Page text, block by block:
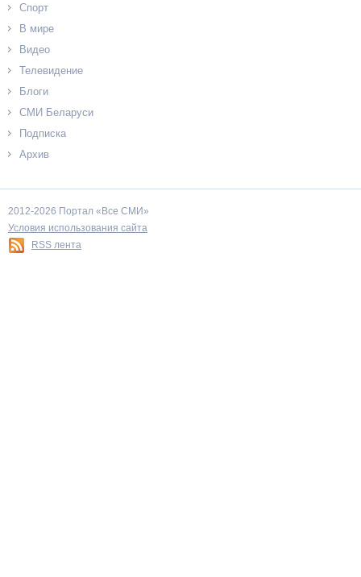
Спорт
В мире
Видео
Телевидение
Блоги
СМИ Беларуси
Подписка
Архив
2012-2026 Портал «Все СМИ»
Условия использования сайта
RSS лента